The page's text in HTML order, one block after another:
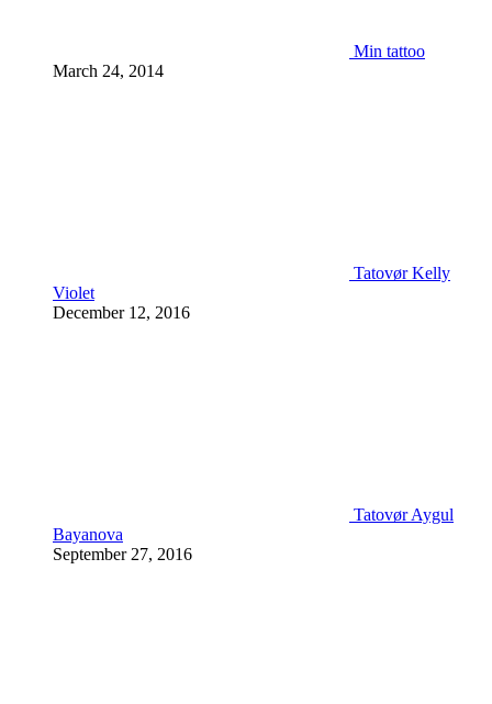
Min tattoo
March 24, 2014
Tatovør Kelly
Violet
December 12, 2016
Tatovør Aygul
Bayanova
September 27, 2016